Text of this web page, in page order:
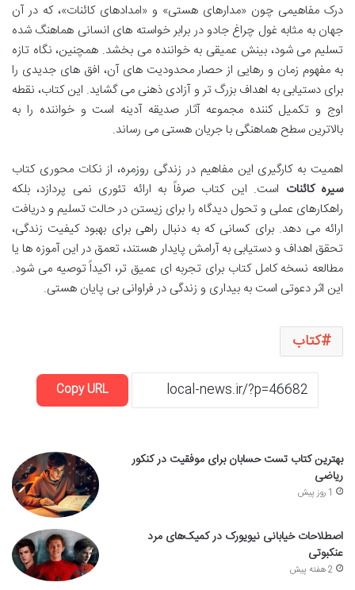
درک مفاهیمی چون «مدارهای هستی» و «امدادهای کائنات»، که در آن
جهان به مثابه غول چراغ جادو در برابر خواسته های انسانی هماهنگ شده
تسلیم می شود، بینش عمیقی به خواننده می بخشد. همچنین، نگاه تازه
به مفهوم زمان و رهایی از حصار محدودیت های آن، افق های جدیدی را
برای دستیابی به اهداف بزرگ تر و آزادی ذهنی می گشاید. این کتاب، نقطه
اوج و تکمیل کننده مجموعه آثار صدیقه آدینه است و خواننده را به
بالاترین سطح هماهنگی با جریان هستی می رساند.
اهمیت به کارگیری این مفاهیم در زندگی روزمره، از نکات محوری کتاب
سیره کائنات است. این کتاب صرفاً به ارائه تئوری نمی پردازد، بلکه
راهکارهای عملی و تحول دیدگاه را برای زیستن در حالت تسلیم و دریافت
ارائه می دهد. برای کسانی که به دنبال راهی برای بهبود کیفیت زندگی،
تحقق اهداف و دستیابی به آرامش پایدار هستند، تعمق در این آموزه ها یا
مطالعه نسخه کامل کتاب برای تجربه ای عمیق تر، اکیداً توصیه می شود.
این اثر دعوتی است به بیداری و زندگی در فراوانی بی پایان هستی.
کتاب
Copy URL
بهترین کتاب تست حسابان برای موفقیت در کنکور
ریاضی
1 روز پیش
اصطلاحات خیابانی نیویورک در کمیک‌های مرد
عنکبوتی
2 هفته پیش